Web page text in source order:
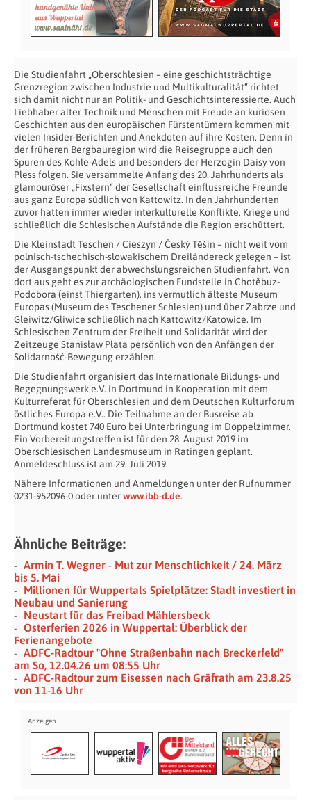
Die Studienfahrt „Oberschlesien – eine geschichtsträchtige
Grenzregion zwischen Industrie und Multikulturalität“ richtet
sich damit nicht nur an Politik- und Geschichtsinteressierte. Auch
Liebhaber alter Technik und Menschen mit Freude an kuriosen
Geschichten aus den europäischen Fürstentümern kommen mit
vielen Insider-Berichten und Anekdoten auf ihre Kosten. Denn in
der früheren Bergbauregion wird die Reisegruppe auch den
Spuren des Kohle-Adels und besonders der Herzogin Daisy von
Pless folgen. Sie versammelte Anfang des 20. Jahrhunderts als
glamouröser „Fixstern“ der Gesellschaft einflussreiche Freunde
aus ganz Europa südlich von Kattowitz. In den Jahrhunderten
zuvor hatten immer wieder interkulturelle Konflikte, Kriege und
schließlich die Schlesischen Aufstände die Region erschüttert.
Die Kleinstadt Teschen / Cieszyn / Český Těšín – nicht weit vom
polnisch-tschechisch-slowakischem Dreiländereck gelegen – ist
der Ausgangspunkt der abwechslungsreichen Studienfahrt. Von
dort aus geht es zur archäologischen Fundstelle in Chotěbuz-
Podobora (einst Thiergarten), ins vermutlich älteste Museum
Europas (Museum des Teschener Schlesien) und über Zabrze und
Gleiwitz/Gliwice schließlich nach Kattowitz/Katowice. Im
Schlesischen Zentrum der Freiheit und Solidarität wird der
Zeitzeuge Stanisław Płata persönlich von den Anfängen der
Solidarność-Bewegung erzählen.
Die Studienfahrt organisiert das Internationale Bildungs- und
Begegnungswerk e.V. in Dortmund in Kooperation mit dem
Kulturreferat für Oberschlesien und dem Deutschen Kulturforum
östliches Europa e.V.. Die Teilnahme an der Busreise ab
Dortmund kostet 740 Euro bei Unterbringung im Doppelzimmer.
Ein Vorbereitungstreffen ist für den 28. August 2019 im
Oberschlesischen Landesmuseum in Ratingen geplant.
Anmeldeschluss ist am 29. Juli 2019.
Nähere Informationen und Anmeldungen unter der Rufnummer
0231-952096-0 oder unterwww.ibb-d.de.
Ähnliche Beiträge:
Armin T. Wegner - Mut zur Menschlichkeit / 24. März
bis 5. Mai
Millionen für Wuppertals Spielplätze: Stadt investiert in
Neubau und Sanierung
Neustart für das Freibad Mählersbeck
Osterferien 2026 in Wuppertal: Überblick der
Ferienangebote
ADFC-Radtour "Ohne Straßenbahn nach Breckerfeld"
am So, 12.04.26 um 08:55 Uhr
ADFC-Radtour zum Eisessen nach Gräfrath am 23.8.25
von 11-16 Uhr